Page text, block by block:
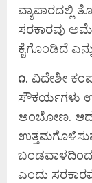
ವ್ಯಾಪಾರದಲ್ಲಿ
ಸರಕಾರವು
ಕೈಗೊಂಡಿದೆ
೧. ವಿದೇಶೀ
ಸೌಕರ್ಯಗಳು
ಅಂಬೋಣ.
ಎಂದು